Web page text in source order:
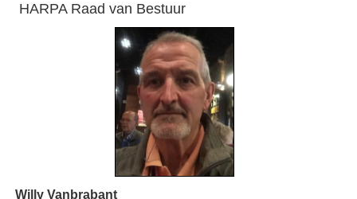
HARPA Raad van Bestuur
Willy Vanbrabant